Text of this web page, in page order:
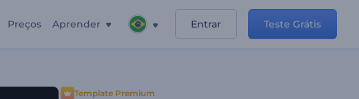
Preços Aprender Entrar Teste Grátis
Template Premium